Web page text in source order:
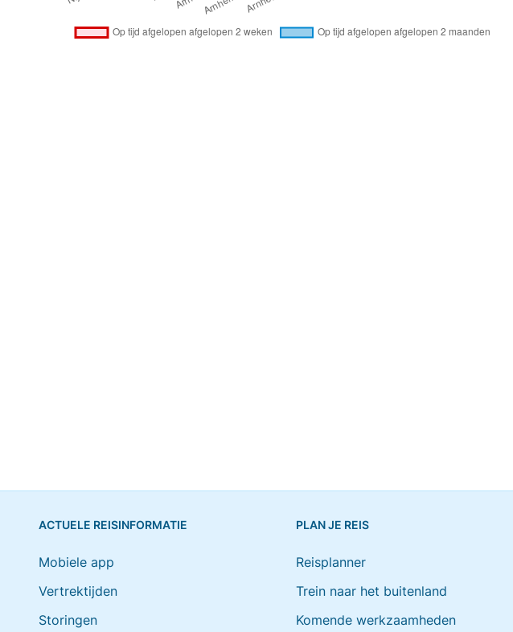
ACTUELE REISINFORMATIE
Mobiele app
Vertrektijden
Storingen
PLAN JE REIS
Reisplanner
Trein naar het buitenland
Komende werkzaamheden